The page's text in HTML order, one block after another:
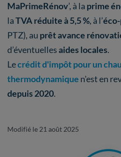
MaPrimeRénov’, à la prime
laTVA réduite à 5,5 %, à l’
PTZ), au prêt avance
d’éventuellesaides locales.
Lecrédit d'impôt pour un
thermodynamique n'est en
depuis 2020.
Modifié le 21 août 2025